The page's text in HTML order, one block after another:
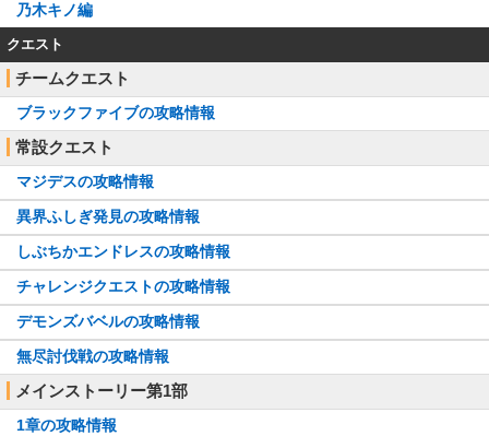
乃木キノ編
クエスト
チームクエスト
ブラックファイブの攻略情報
常設クエスト
マジデスの攻略情報
異界ふしぎ発見の攻略情報
しぶちかエンドレスの攻略情報
チャレンジクエストの攻略情報
デモンズバベルの攻略情報
無尽討伐戦の攻略情報
メインストーリー第1部
1章の攻略情報